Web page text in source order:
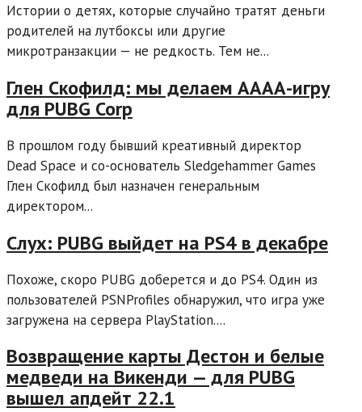
Истории о детях, которые случайно тратят деньги
родителей на лутбоксы или другие
микротранзакции — не редкость. Тем не...
Глен Скофилд: мы делаем АААА-игру
для PUBG Corp
В прошлом году бывший креативный директор
Dead Space и со-основатель Sledgehammer Games
Глен Скофилд был назначен генеральным
директором...
Cлух: PUBG выйдет на PS4 в декабре
Похоже, скоро PUBG доберется и до PS4. Один из
пользователей PSNProfiles обнаружил, что игра уже
загружена на сервера PlayStation....
Возвращение карты Дестон и белые
медведи на Викенди — для PUBG
вышел апдейт 22.1